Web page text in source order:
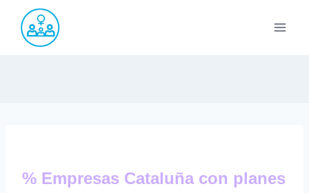
Saltar
contenido
% Empresas Cataluña con planes